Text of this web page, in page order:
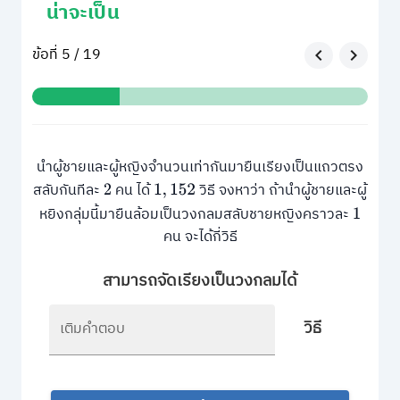
น่าจะเป็น
ข้อที่ 5 / 19
นำผู้ชายและผู้หญิงจำนวนเท่ากันมายืนเรียงเป็นแถวตรง
สลับกันทีละ 2 คน ได้1,152 วิธี จงหาว่า ถ้านำผู้ชายและผู้
หยิงกลุ่มนี้มายืนล้อมเป็นวงกลมสลับชายหญิงคราวละ 1
คน จะได้กี่วิธี
สามารถจัดเรียงเป็นวงกลมได้
เติมคำตอบ วิธี